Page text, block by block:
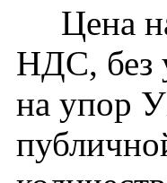
Цена на
НДС, без
на упор